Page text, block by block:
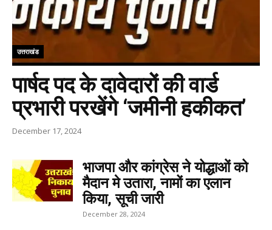
उत्तराखंड
पार्षद पद के दावेदारों की वार्ड
प्रभारी परखेंगे ‘जमीनी हकीकत’
December 17, 2024
भाजपा और कांग्रेस ने योद्धाओं को
मैदान मे उतारा, नामों का एलान
किया, सूची जारी
December 28, 2024